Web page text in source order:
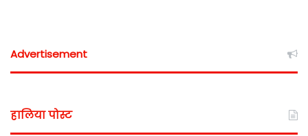
Advertisement
हालिया पोस्ट